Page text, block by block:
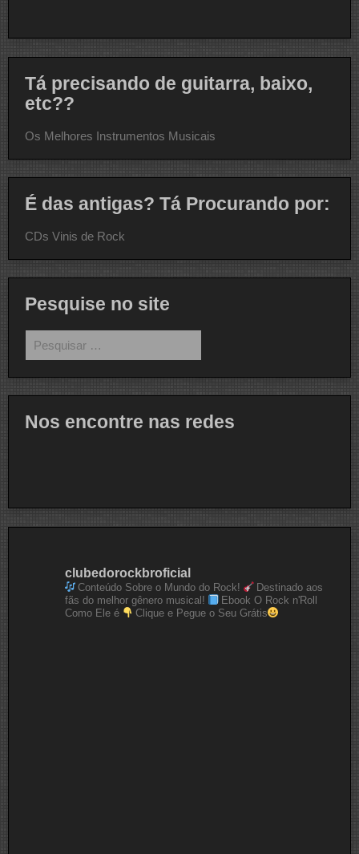
Tá precisando de guitarra, baixo,
etc??
Os Melhores Instrumentos Musicais
É das antigas? Tá Procurando por:
CDs Vinis de Rock
Pesquise no site
por:
Nos encontre nas redes
clubedorockbroficial
Conteúdo Sobre o Mundo do Rock!
Destinado aos
fãs do melhor gênero musical!
Ebook O Rock n'Roll
Como Ele é
Clique e Pegue o Seu Grátis